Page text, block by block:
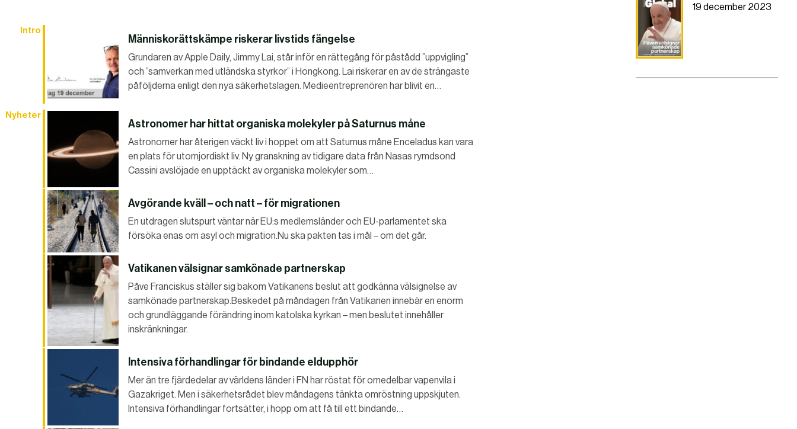
19 december 2023
Intro
Människorättskämpe riskerar livstids fängelse
Grundaren av Apple Daily, Jimmy Lai, står inför en rättegång för påstådd ”uppvigling”
och ”samverkan med utländska styrkor” i Hongkong. Lai riskerar en av de strängaste
påföljderna enligt den nya säkerhetslagen. Medieentreprenören har blivit en…
Nyheter
Astronomer har hittat organiska molekyler på Saturnus måne
Astronomer har återigen väckt liv i hoppet om att Saturnus måne Enceladus kan vara
en plats för utomjordiskt liv. Ny granskning av tidigare data från Nasas rymdsond
Cassini avslöjade en upptäckt av organiska molekyler som…
Avgörande kväll – och natt – för migrationen
En utdragen slutspurt väntar när EU:s medlemsländer och EU-parlamentet ska
försöka enas om asyl och migration.Nu ska pakten tas i mål – om det går.
Vatikanen välsignar samkönade partnerskap
Påve Franciskus ställer sig bakom Vatikanens beslut att godkänna välsignelse av
samkönade partnerskap.Beskedet på måndagen från Vatikanen innebär en enorm
och grundläggande förändring inom katolska kyrkan – men beslutet innehåller
inskränkningar.
Intensiva förhandlingar för bindande eldupphör
Mer än tre fjärdedelar av världens länder i FN har röstat för omedelbar vapenvila i
Gazakriget. Men i säkerhetsrådet blev måndagens tänkta omröstning uppskjuten.
Intensiva förhandlingar fortsätter, i hopp om att få till ett bindande…